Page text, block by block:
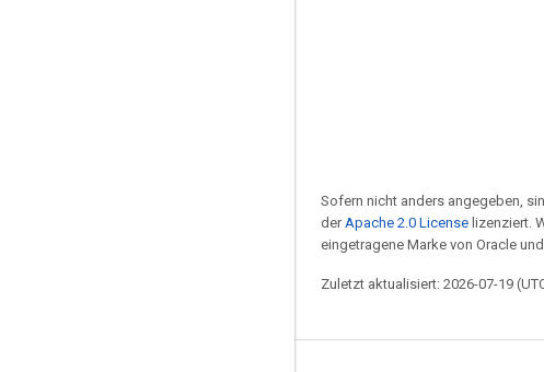
Sofern nicht anders angegeben,
derApache 2.0 License lizenziert.
eingetragene Marke von Oracle
Zuletzt aktualisiert: 2026-07-19